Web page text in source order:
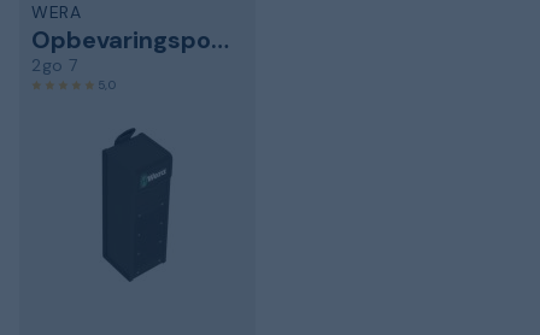
WERA
Opbevaringspose
2go 7
5,0